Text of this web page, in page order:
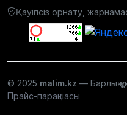
Қауіпсіз орнату,
© 2025 malim.kz — Барлық
Прайс-парақшасы